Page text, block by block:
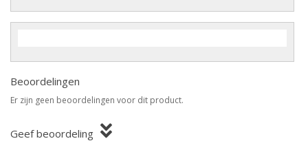
Beoordelingen
Er zijn geen beoordelingen voor dit product.
Geef beoordeling